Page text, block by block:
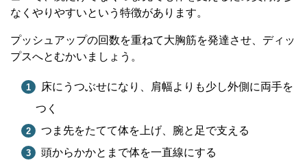
なくやりやすいという特徴があります。
プッシュアップの回数を重ねて大胸筋を発達させ、ディッ
プスへとむかいましょう。
床にうつぶせになり、肩幅よりも少し外側に両手を
つく
つま先をたてて体を上げ、腕と足で支える
頭からかかとまで体を一直線にする